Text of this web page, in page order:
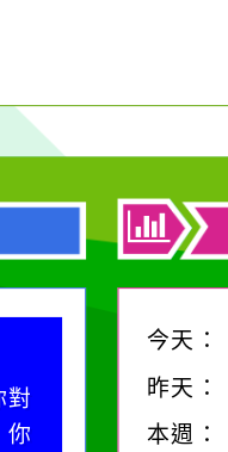
對
你
今天：
昨天：
本週：